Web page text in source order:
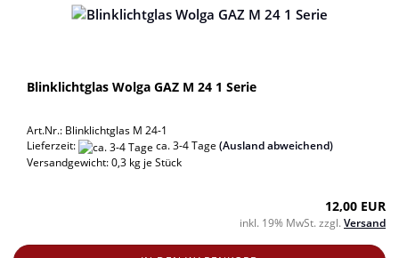
Blinklichtglas Wolga GAZ M 24 1 Serie
Art.Nr.: Blinklichtglas M 24-1
Lieferzeit:
ca. 3-4 Tage (Ausland abweichend)
Versandgewicht:0,3 kg je Stück
12,00 EUR
inkl. 19% MwSt. zzgl. Versand